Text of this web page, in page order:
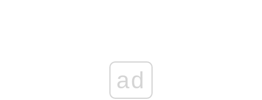
ad